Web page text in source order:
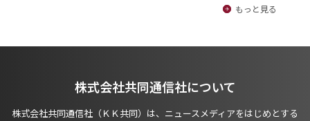
もっと見る
株式会社共同通信社について
株式会社共同通信社（ＫＫ共同）は、ニュースメディアをはじめとする